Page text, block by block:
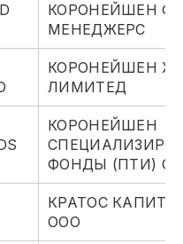
КОРОНЕЙШЕН
МЕНЕДЖЕРС
КОРОНЕЙШЕН
ЛИМИТЕД
КОРОНЕЙШЕН
ФОНДЫ (ПТИ)
КРАТОС
ООО